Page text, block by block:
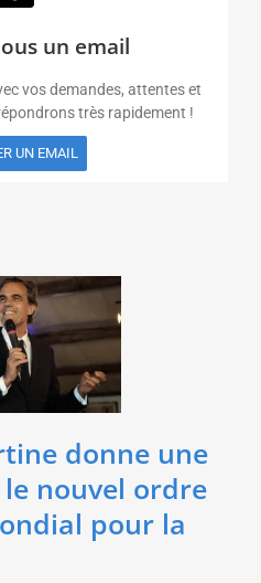
Dessertine
conférence
ordre
mondial
la BPCE
Management
donne une
nouvel ordre
pour la
un email
vos demandes, attentes et
très rapidement !
UN EMAIL